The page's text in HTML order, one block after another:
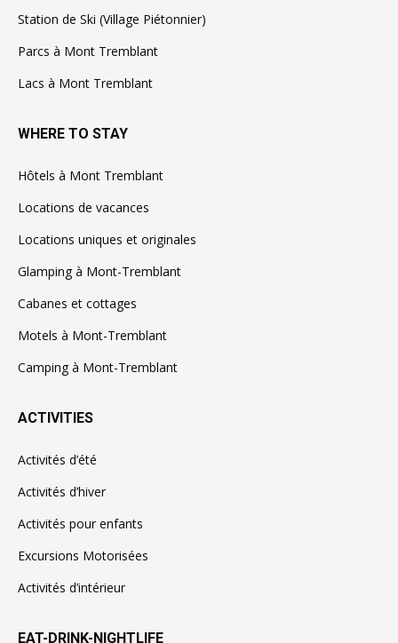
Station de Ski (Village Piétonnier)
Parcs à Mont Tremblant
Lacs à Mont Tremblant
WHERE TO STAY
Hôtels à Mont Tremblant
Locations de vacances
Locations uniques et originales
Glamping à Mont-Tremblant
Cabanes et cottages
Motels à Mont-Tremblant
Camping à Mont-Tremblant
ACTIVITIES
Activités d’été
Activités d’hiver
Activités pour enfants
Excursions Motorisées
Activités d’intérieur
EAT-DRINK-NIGHTLIFE